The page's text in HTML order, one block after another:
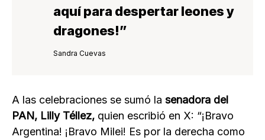
aquí para despertar leones y
dragones!”
Sandra Cuevas
A las celebraciones se sumó la senadora del
PAN, Lilly Téllez, quien escribió en X: “¡Bravo
Argentina! ¡Bravo Milei! Es por la derecha como